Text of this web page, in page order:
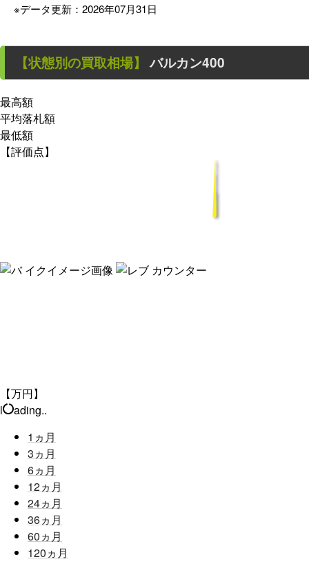
※データ更新：2026年07月31日
【状態別の買取相場】 バルカン400
最高額
平均落札額
最低額
【評価点】
【万円】
l
ading..
1 ヵ月
3ヵ月
6ヵ月
12ヵ月
24ヵ月
36ヵ月
60ヵ月
120ヵ月